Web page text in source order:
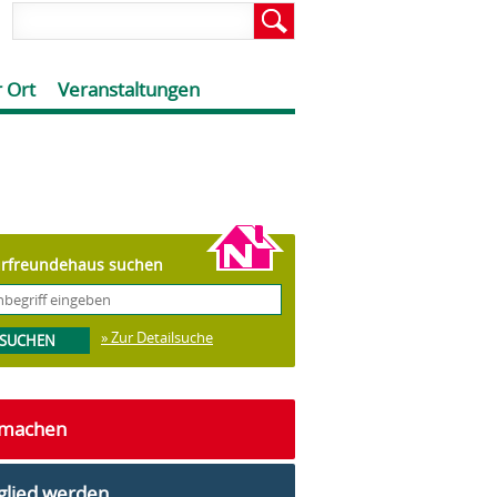
Ort Veranstaltungen
suchen
» Zur Detailsuche